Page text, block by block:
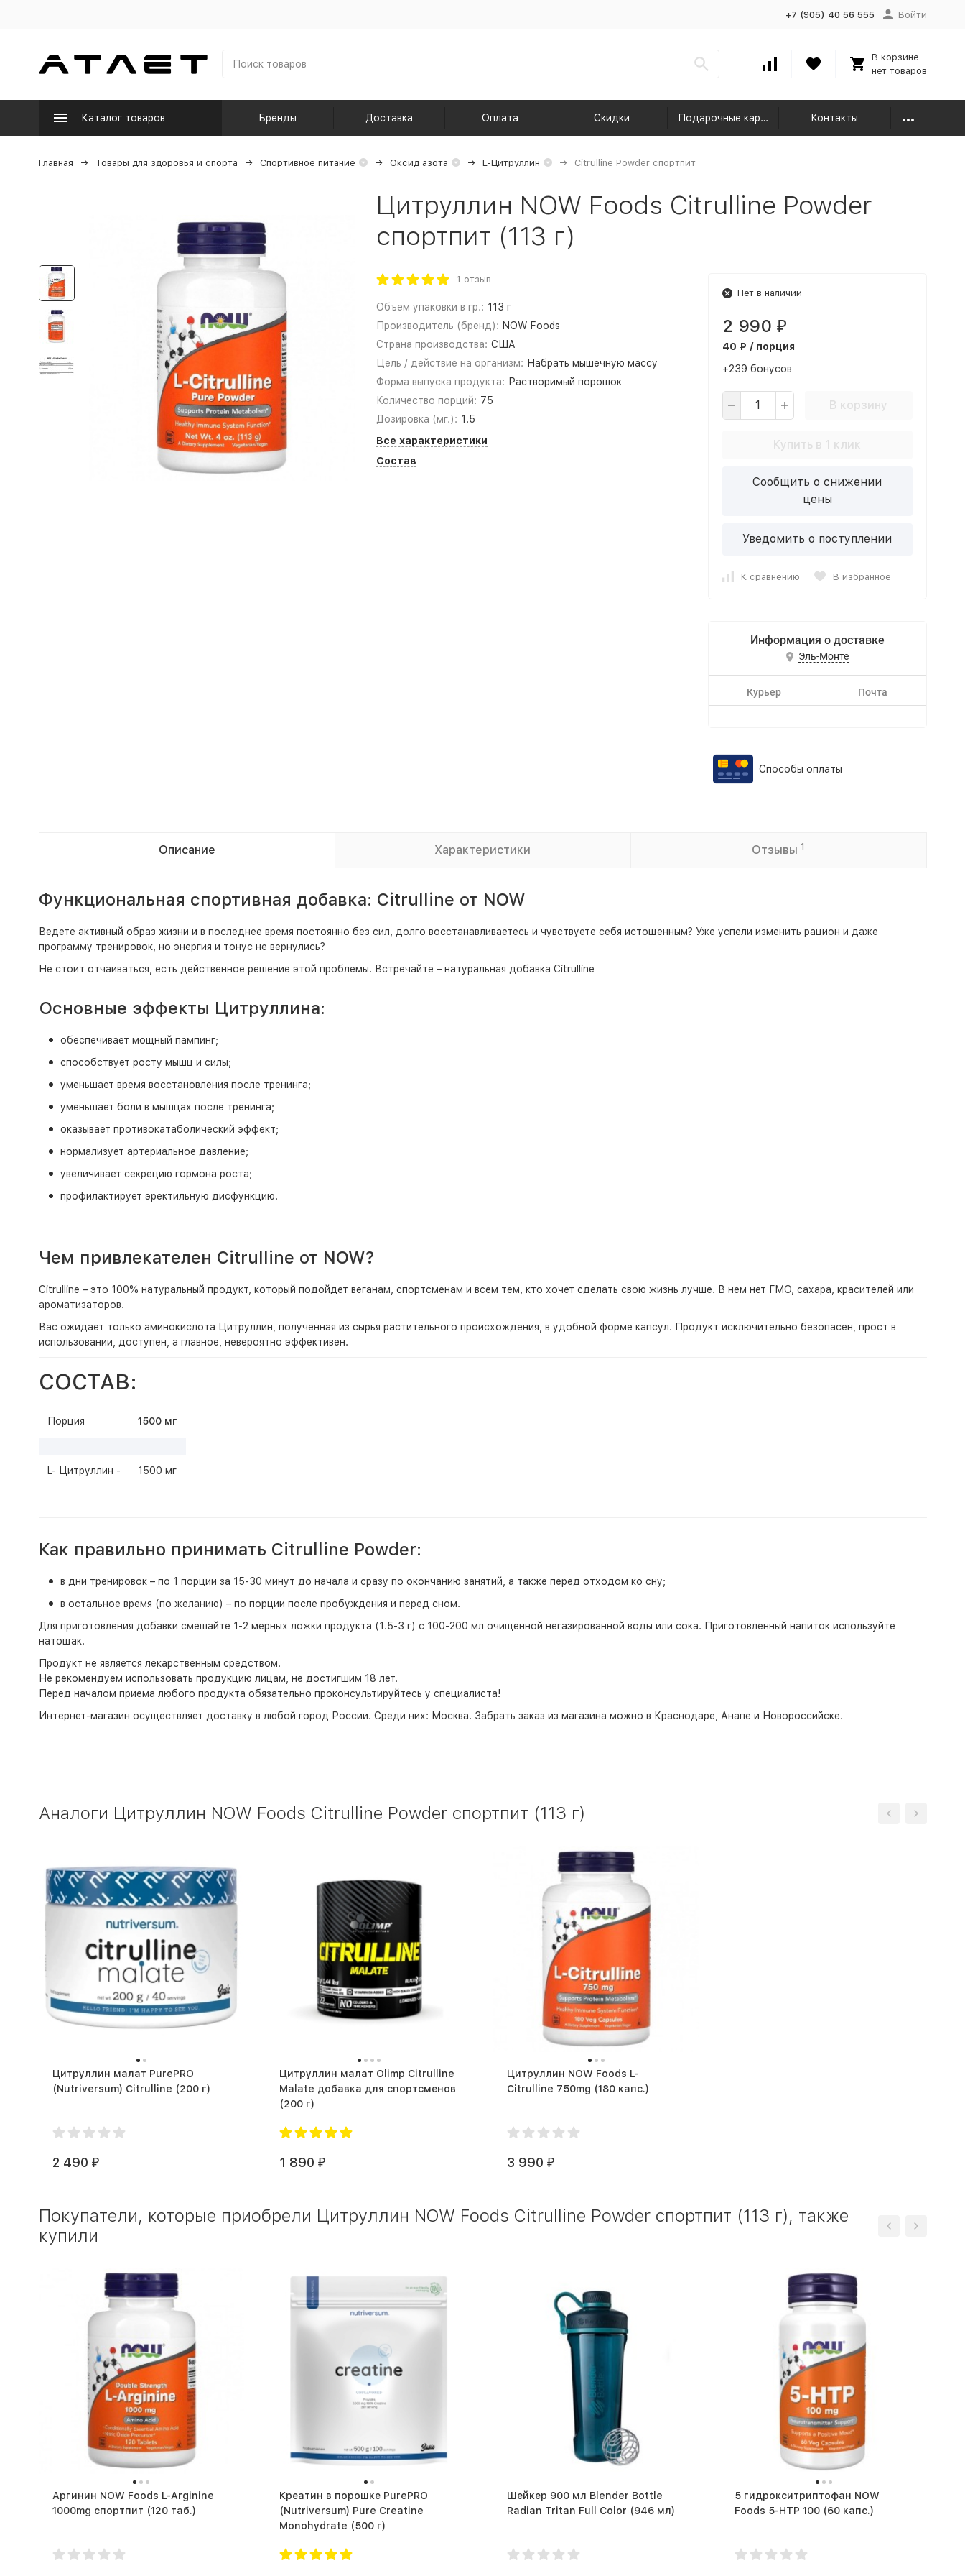
+7 (905) 40 56 555 Войти
В корзине
нет товаров
Каталог товаров Бренды Доставка Оплата Скидки Подарочные карты Контакты
Главная Товары для здоровья и спорта Спортивное питание Оксид азота L-Цитруллин Citrulline Powder спортпит
Цитруллин NOW Foods Citrulline Powder
спортпит (113 г)
1 отзыв
Объем упаковки в гр.: 113 г
Производитель (бренд): NOW Foods
Страна производства: США
Цель / действие на организм: Набрать мышечную массу
Форма выпуска продукта: Растворимый порошок
Количество порций: 75
Дозировка (мг.): 1.5
Все характеристики
Состав
Нет в наличии
2 990 ₽
40 ₽ / порция
+239 бонусов
В корзину
Купить в 1 клик
Сообщить о снижении
цены
Уведомить о поступлении
К сравнению В избранное
Информация о доставке
Эль-Монте
Курьер Почта
Способы оплаты
Описание Характеристики Отзывы 1
Функциональная спортивная добавка: Citrulline от NOW
Ведете активный образ жизни и в последнее время постоянно без сил, долго восстанавливаетесь и чувствуете себя истощенным? Уже успели изменить рацион и даже
программу тренировок, но энергия и тонус не вернулись?
Не стоит отчаиваться, есть действенное решение этой проблемы. Встречайте – натуральная добавка Citrulline
Основные эффекты Цитруллина:
обеспечивает мощный пампинг;
способствует росту мышц и силы;
уменьшает время восстановления после тренинга;
уменьшает боли в мышцах после тренинга;
оказывает противокатаболический эффект;
нормализует артериальное давление;
увеличивает секрецию гормона роста;
профилактирует эректильную дисфункцию.
Чем привлекателен Citrulline от NOW?
Citrulline – это 100% натуральный продукт, который подойдет веганам, спортсменам и всем тем, кто хочет сделать свою жизнь лучше. В нем нет ГМО, сахара, красителей или
ароматизаторов.
Вас ожидает только аминокислота Цитруллин, полученная из сырья растительного происхождения, в удобной форме капсул. Продукт исключительно безопасен, прост в
использовании, доступен, а главное, невероятно эффективен.
СОСТАВ:
Порция 1500 мг
L- Цитруллин - 1500 мг
Как правильно принимать Citrulline Powder:
в дни тренировок – по 1 порции за 15-30 минут до начала и сразу по окончанию занятий, а также перед отходом ко сну;
в остальное время (по желанию) – по порции после пробуждения и перед сном.
Для приготовления добавки смешайте 1-2 мерных ложки продукта (1.5-3 г) с 100-200 мл очищенной негазированной воды или сока. Приготовленный напиток используйте
натощак.
Продукт не является лекарственным средством.
Не рекомендуем использовать продукцию лицам, не достигшим 18 лет.
Перед началом приема любого продукта обязательно проконсультируйтесь у специалиста!
Интернет-магазин осуществляет доставку в любой город России. Среди них: Москва. Забрать заказ из магазина можно в Краснодаре, Анапе и Новороссийске.
Аналоги Цитруллин NOW Foods Citrulline Powder спортпит (113 г)
Цитруллин малат PurePRO
(Nutriversum) Citrulline (200 г)
2 490 ₽
Цитруллин малат Olimp Citrulline
Malate добавка для спортсменов
(200 г)
1 890 ₽
Цитруллин NOW Foods L-
Citrulline 750mg (180 капс.)
3 990 ₽
Покупатели, которые приобрели Цитруллин NOW Foods Citrulline Powder спортпит (113 г), также
купили
Аргинин NOW Foods L-Arginine
1000mg спортпит (120 таб.)
Креатин в порошке PurePRO
(Nutriversum) Pure Creatine
Monohydrate (500 г)
Шейкер 900 мл Blender Bottle
Radian Tritan Full Color (946 мл)
5 гидрокситриптофан NOW
Foods 5-HTP 100 (60 капс.)